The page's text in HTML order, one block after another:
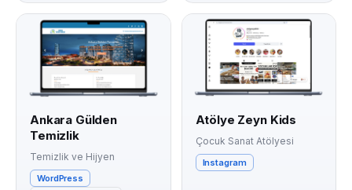
Ankara Gülden
Temizlik
Temizlik ve Hijyen
WordPress
Atölye Zeyn Kids
Çocuk Sanat Atölyesi
Instagram